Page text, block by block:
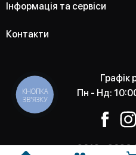
Інформація та сервіси
Контакти
Графік
Пн - Нд:
2012 - 2026
КНОПКА
ЗВ'ЯЗКУ